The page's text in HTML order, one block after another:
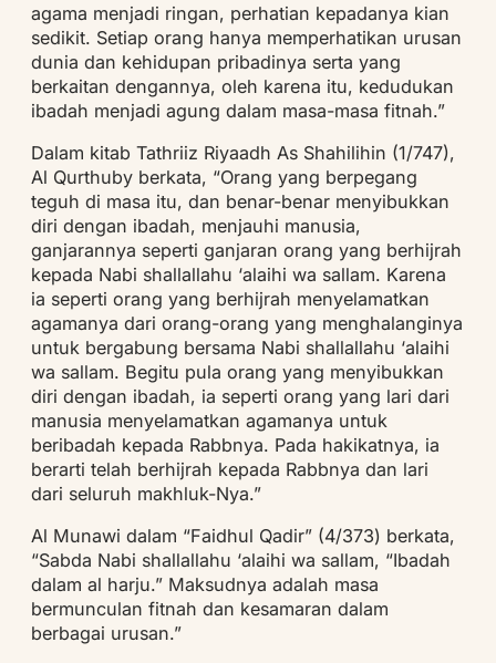
agama menjadi ringan, perhatian kepadanya kian
sedikit. Setiap orang hanya memperhatikan urusan
dunia dan kehidupan pribadinya serta yang
berkaitan dengannya, oleh karena itu, kedudukan
ibadah menjadi agung dalam masa-masa fitnah.”
Dalam kitab Tathriiz Riyaadh As Shahilihin (1/747),
Al Qurthuby berkata, “Orang yang berpegang
teguh di masa itu, dan benar-benar menyibukkan
diri dengan ibadah, menjauhi manusia,
ganjarannya seperti ganjaran orang yang berhijrah
kepada Nabi shallallahu ‘alaihi wa sallam. Karena
ia seperti orang yang berhijrah menyelamatkan
agamanya dari orang-orang yang menghalanginya
untuk bergabung bersama Nabi shallallahu ‘alaihi
wa sallam. Begitu pula orang yang menyibukkan
diri dengan ibadah, ia seperti orang yang lari dari
manusia menyelamatkan agamanya untuk
beribadah kepada Rabbnya. Pada hakikatnya, ia
berarti telah berhijrah kepada Rabbnya dan lari
dari seluruh makhluk-Nya.”
Al Munawi dalam “Faidhul Qadir” (4/373) berkata,
“Sabda Nabi shallallahu ‘alaihi wa sallam, “Ibadah
dalam al harju.” Maksudnya adalah masa
bermunculan fitnah dan kesamaran dalam
berbagai urusan.”